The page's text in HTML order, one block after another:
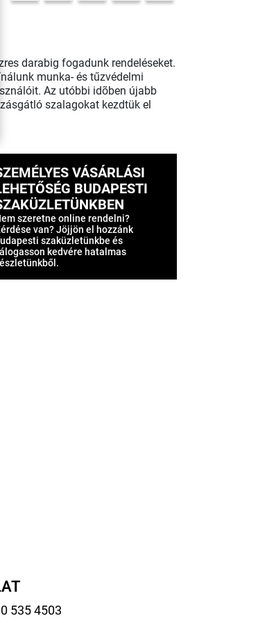
darabig fogadunk rendeléseket.
munka- és tűzvédelmi
Az utóbbi idõben újabb
szalagokat kezdtük el
VÁSÁRLÁSI
BUDAPESTI
szeretne online rendelni?
van? Jöjjön el hozzánk
szaküzletünkbe és
kedvére hatalmas
535 4503